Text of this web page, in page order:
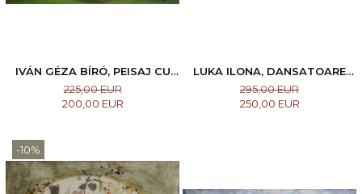
IVÁN GÉZA BÍRÓ, PEISAJ CU
LAC, 1991
225,00 EUR
200,00 EUR
LUKA ILONA, DANSATOARE
DIN CĂLATA I NAGYKALOTA
295,00 EUR
250,00 EUR
-10%